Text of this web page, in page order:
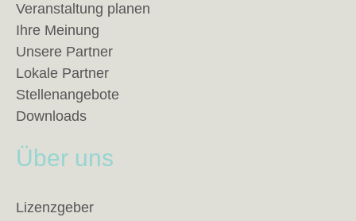
Veranstaltung planen
Ihre Meinung
Unsere Partner
Lokale Partner
Stellenangebote
Downloads
Über uns
Lizenzgeber